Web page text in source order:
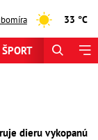
33 °C
ŠPORT
dieru vykopanú